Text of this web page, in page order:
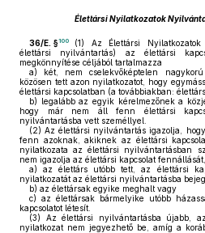
Élettársi Nyilatkozatok
36/E. §100 (1)
Az Élettársi
élettársi nyilvántartás) az élettársi
megkönnyítése céljából tartalmazza
a) két, nem cselekvőképtelen
közösen tett azon nyilatkozatot, hogy
élettársi kapcsolatban (a továbbiakban:
b) legalább az egyik kérelmezőnek a
hogy már nem áll fenn élettársi
nyilvántartásba vett személlyel.
(2) Az élettársi nyilvántartás igazolja,
fenn azoknak, akiknek az élettársi
nyilatkozata az élettársi nyilvántartásban
nem igazolja az élettársi kapcsolat
a) az élettárs utóbb tett, az élettársi
nyilatkozatát az élettársi nyilvántartásba
b) az élettársak egyike meghalt vagy
c) az élettársak bármelyike utóbb
kapcsolatot létesít.
(3) Az élettársi nyilvántartásba újabb,
nyilatkozat nem jegyezhető be, amíg a